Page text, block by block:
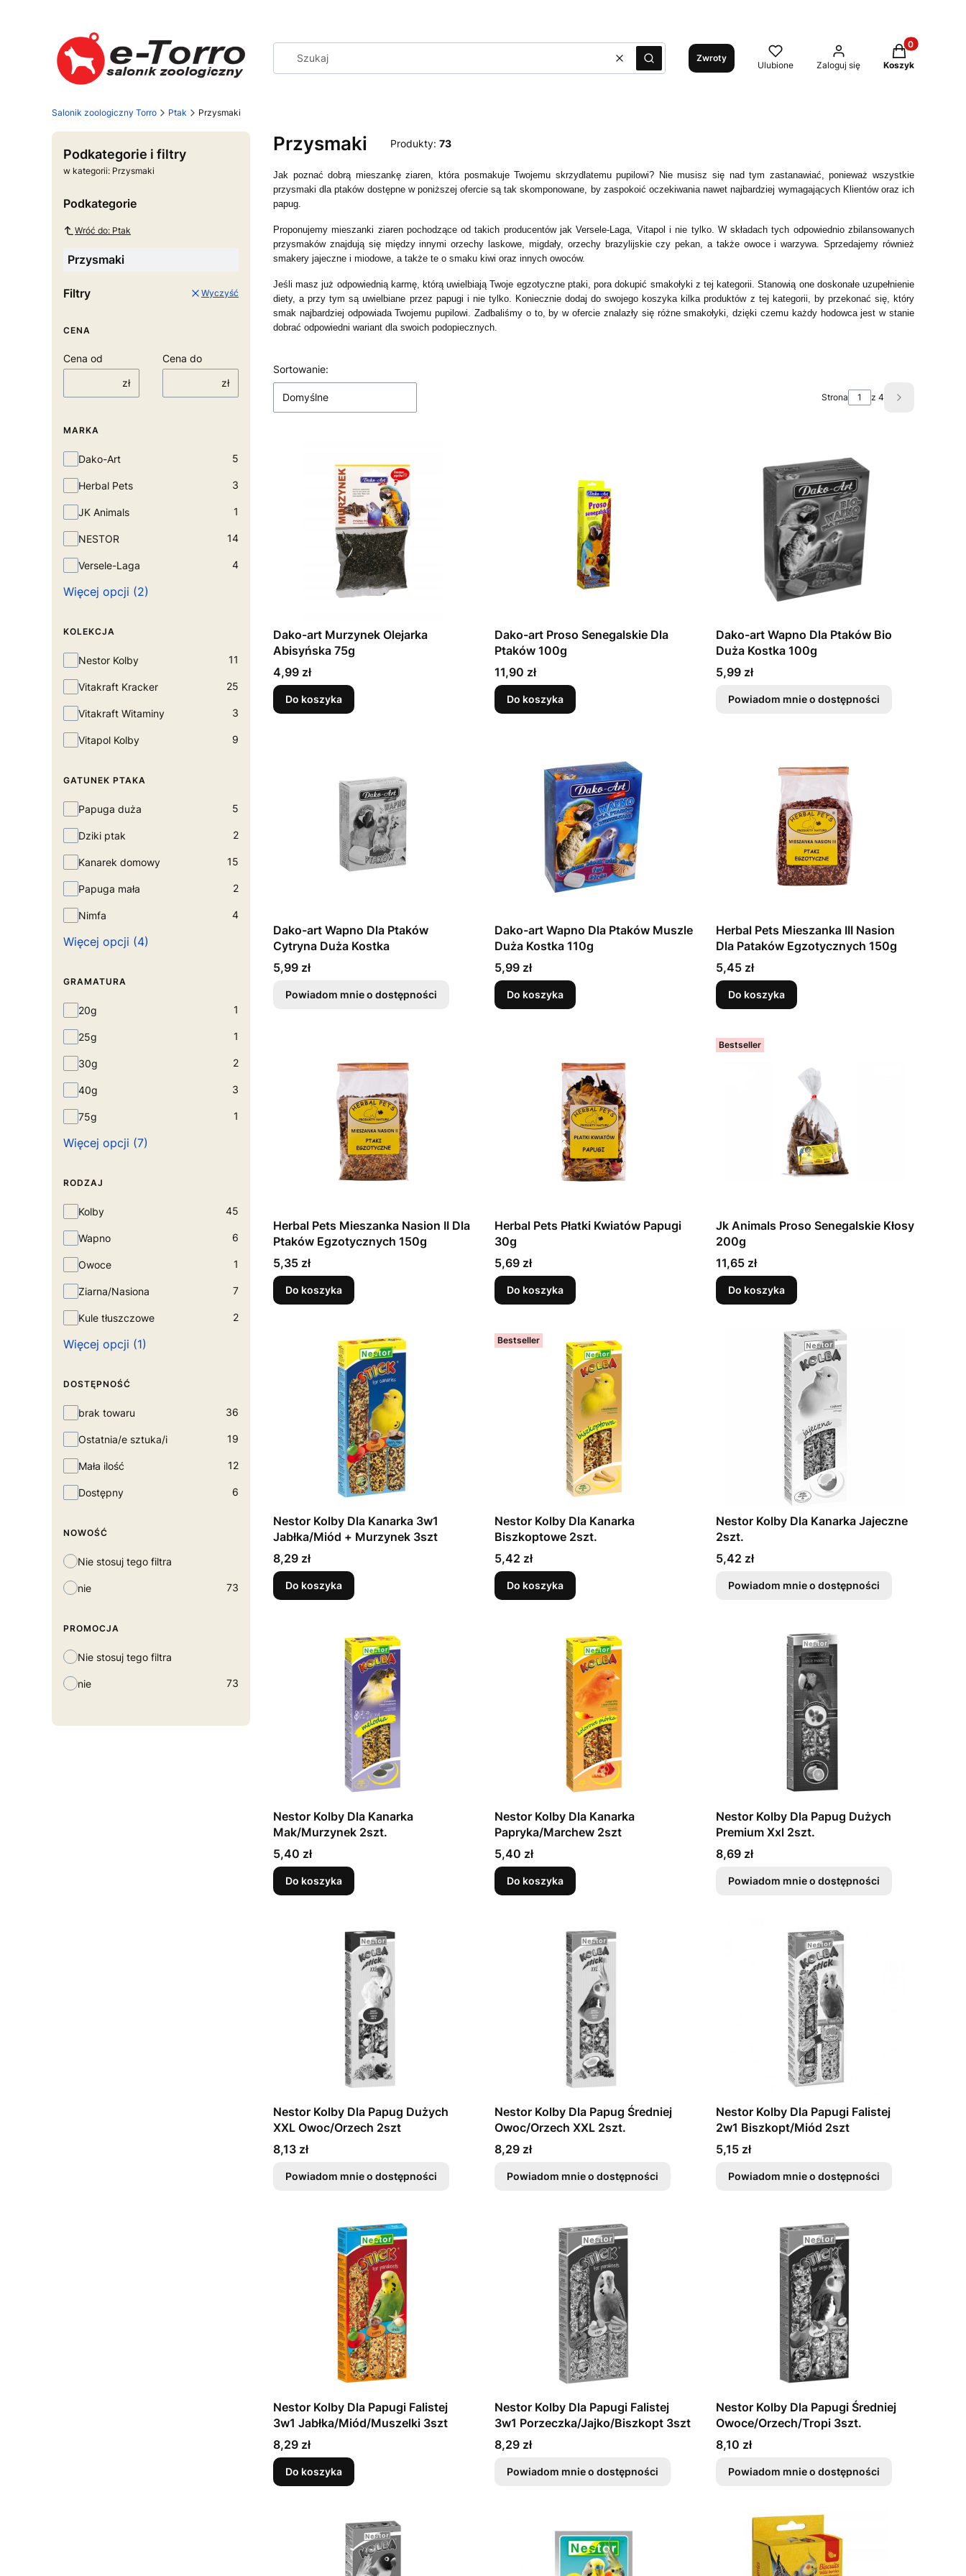
WyczyśćSzukaj Zwroty
Ulubione Zaloguj się
Produkty w
Koszyk
Salonik zoologiczny Torro Ptak Przysmaki
Podkategorie i filtry
w kategorii: Przysmaki
Podkategorie
Wróć do: Ptak
Przysmaki
Filtry Wyczyść
CENA
Cena od
zł
Cena do
zł
MARKA
MarkaDako-Art 5
Herbal Pets 3
JK Animals 1
NESTOR 14
Versele-Laga 4
Więcej opcji (2)
KOLEKCJA
Kolekcja
Nestor Kolby 11
Vitakraft Kracker 25
Vitakraft Witaminy 3
Vitapol Kolby 9
GATUNEK PTAKA
Gatunek ptaka
Papuga duża 5
Dziki ptak 2
Kanarek domowy 15
Papuga mała 2
Nimfa 4
Więcej opcji (4)
GRAMATURA
Gramatura
20g 1
25g 1
30g 2
40g 3
75g 1
Więcej opcji (7)
RODZAJ
Rodzaj
Kolby 45
Wapno 6
Owoce 1
Ziarna/Nasiona 7
Kule tłuszczowe 2
Więcej opcji (1)
DOSTĘPNOŚĆ
Dostępność
brak towaru 36
Ostatnia/e sztuka/i 19
Mała ilość 12
Dostępny 6
NOWOŚĆ
Nie stosuj tego filtra
nie 73
PROMOCJA
Nie stosuj tego filtra
nie 73
Przysmaki Produkty: 73
Jak poznać dobrą mieszankę ziaren, która posmakuje Twojemu skrzydlatemu pupilowi? Nie musisz się nad tym zastanawiać, ponieważ wszystkie
przysmaki dla ptaków dostępne w poniższej ofercie są tak skomponowane, by zaspokoić oczekiwania nawet najbardziej wymagających Klientów oraz ich
papug.
Proponujemy mieszanki ziaren pochodzące od takich producentów jak Versele-Laga, Vitapol i nie tylko. W składach tych odpowiednio zbilansowanych
przysmaków znajdują się między innymi orzechy laskowe, migdały, orzechy brazylijskie czy pekan, a także owoce i warzywa. Sprzedajemy również
smakery jajeczne i miodowe, a także te o smaku kiwi oraz innych owoców.
Jeśli masz już odpowiednią karmę, którą uwielbiają Twoje egzotyczne ptaki, pora dokupić smakołyki z tej kategorii. Stanowią one doskonałe uzupełnienie
diety, a przy tym są uwielbiane przez papugi i nie tylko. Koniecznie dodaj do swojego koszyka kilka produktów z tej kategorii, by przekonać się, który
smak najbardziej odpowiada Twojemu pupilowi. Zadbaliśmy o to, by w ofercie znalazły się różne smakołyki, dzięki czemu każdy hodowca jest w stanie
dobrać odpowiedni wariant dla swoich podopiecznych.
Lista produktów
Sortowanie:
Domyślne Strona z 4 Następne
Dako-art Murzynek Olejarka
Abisyńska 75g
Cena
4,99 zł
Do koszyka
Dako-art Proso Senegalskie Dla
Ptaków 100g
Cena
11,90 zł
Do koszyka
Dako-art Wapno Dla Ptaków Bio
Duża Kostka 100g
Cena
5,99 zł
Powiadom mnie o dostępności
Dako-art Wapno Dla Ptaków
Cytryna Duża Kostka
Cena
5,99 zł
Powiadom mnie o dostępności
Dako-art Wapno Dla Ptaków Muszle
Duża Kostka 110g
Cena
5,99 zł
Do koszyka
Herbal Pets Mieszanka III Nasion
Dla Pataków Egzotycznych 150g
Cena
5,45 zł
Do koszyka
Herbal Pets Mieszanka Nasion II Dla
Ptaków Egzotycznych 150g
Cena
5,35 zł
Do koszyka
Herbal Pets Płatki Kwiatów Papugi
30g
Cena
5,69 zł
Do koszyka
Bestseller
Jk Animals Proso Senegalskie Kłosy
200g
Cena
11,65 zł
Do koszyka
Nestor Kolby Dla Kanarka 3w1
Jabłka/Miód + Murzynek 3szt
Cena
8,29 zł
Do koszyka
Bestseller
Nestor Kolby Dla Kanarka
Biszkoptowe 2szt.
Cena
5,42 zł
Do koszyka
Nestor Kolby Dla Kanarka Jajeczne
2szt.
Cena
5,42 zł
Powiadom mnie o dostępności
Nestor Kolby Dla Kanarka
Mak/Murzynek 2szt.
Cena
5,40 zł
Do koszyka
Nestor Kolby Dla Kanarka
Papryka/Marchew 2szt
Cena
5,40 zł
Do koszyka
Nestor Kolby Dla Papug Dużych
Premium Xxl 2szt.
Cena
8,69 zł
Powiadom mnie o dostępności
Nestor Kolby Dla Papug Dużych
XXL Owoc/Orzech 2szt
Cena
8,13 zł
Powiadom mnie o dostępności
Nestor Kolby Dla Papug Średniej
Owoc/Orzech XXL 2szt.
Cena
8,29 zł
Powiadom mnie o dostępności
Nestor Kolby Dla Papugi Falistej
2w1 Biszkopt/Miód 2szt
Cena
5,15 zł
Powiadom mnie o dostępności
Nestor Kolby Dla Papugi Falistej
3w1 Jabłka/Miód/Muszelki 3szt
Cena
8,29 zł
Do koszyka
Nestor Kolby Dla Papugi Falistej
3w1 Porzeczka/Jajko/Biszkopt 3szt
Cena
8,29 zł
Powiadom mnie o dostępności
Nestor Kolby Dla Papugi Średniej
Owoce/Orzech/Tropi 3szt.
Cena
8,10 zł
Powiadom mnie o dostępności